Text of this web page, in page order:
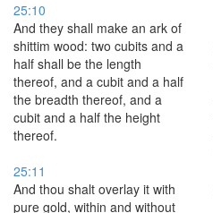
25:10
And they shall make an ark of
shittim wood: two cubits and a
half shall be the length
thereof, and a cubit and a half
the breadth thereof, and a
cubit and a half the height
thereof.
25:11
And thou shalt overlay it with
pure gold, within and without